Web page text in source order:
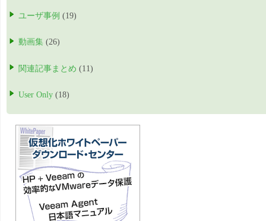
ユーザ事例 (19)
動画集 (26)
関連記事まとめ (11)
User Only (18)